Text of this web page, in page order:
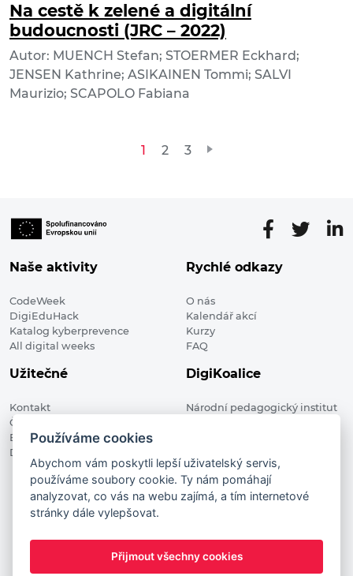
Na cestě k zelené a digitální
budoucnosti (JRC – 2022)
Autor: MUENCH Stefan; STOERMER Eckhard;
JENSEN Kathrine; ASIKAINEN Tommi; SALVI
Maurizio; SCAPOLO Fabiana
Stránkování
1 2 3
Naše aktivity
CodeWeek
DigiEduHack
Katalog kyberprevence
All digital weeks
Rychlé odkazy
O nás
Kalendář akcí
Kurzy
FAQ
Užitečné
Kontakt
Členské organizace
Blog
Digitalizace ve vzdělávání
DigiKoalice
Národní pedagogický institut
DigiKoalice 2021. All rights reserved
Vstup do administrace
This project has received funding from the European
Commission Innovation and Networks Executive Agency (now
Používáme cookies
Abychom vám poskytli lepší uživatelský servis,
používáme soubory cookie. Ty nám pomáhají
analyzovat, co vás na webu zajímá, a tím internetové
stránky dále vylepšovat.
Přijmout všechny cookies